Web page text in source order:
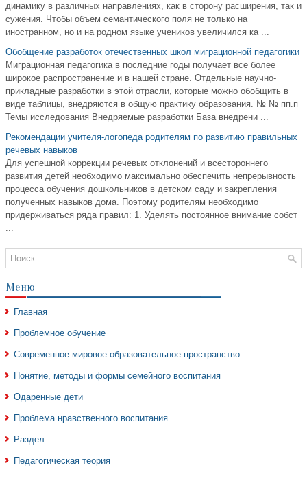
динамику в различных направлениях, как в сторону расширения, так и
сужения. Чтобы объем семантического поля не только на
иностранном, но и на родном языке учеников увеличился ка ...
Обобщение разработок отечественных школ миграционной педагогики
Миграционная педагогика в последние годы получает все более
широкое распространение и в нашей стране. Отдельные научно-
прикладные разработки в этой отрасли, которые можно обобщить в
виде таблицы, внедряются в общую практику образования. № № пп.п
Темы исследования Внедряемые разработки База внедрени ...
Рекомендации учителя-логопеда родителям по развитию правильных
речевых навыков
Для успешной коррекции речевых отклонений и всестороннего
развития детей необходимо максимально обеспечить непрерывность
процесса обучения дошкольников в детском саду и закрепления
полученных навыков дома. Поэтому родителям необходимо
придерживаться ряда правил: 1. Уделять постоянное внимание собст
...
Меню
Главная
Проблемное обучение
Современное мировое образовательное пространство
Понятие, методы и формы семейного воспитания
Одаренные дети
Проблема нравственного воспитания
Раздел
Педагогическая теория